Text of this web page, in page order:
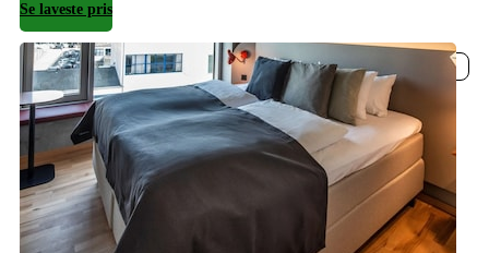
Se laveste pris
Indre by